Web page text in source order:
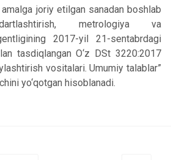
joriy etilgan sanadan boshlab
metrologiya va
2017-yil 21-sentabrdagi
tasdiqlangan O‘z DSt 3220:2017
vositalari. Umumiy talablar”
yo‘qotgan hisoblanadi.